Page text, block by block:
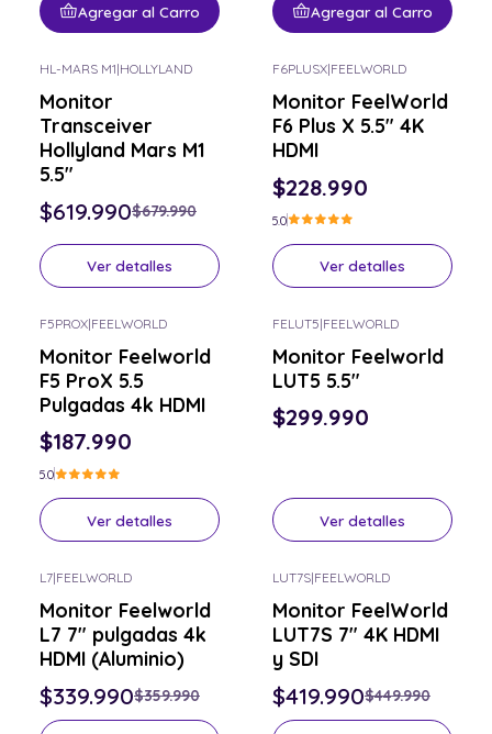
Agregar al Carro Agregar al Carro
Consulta por el tuyo
HL-MARS M1|HOLLYLAND
Monitor
Transceiver
Hollyland Mars M1
5.5"
$619.990$679.990
Ver detalles
F6PLUSX|FEELWORLD
Monitor FeelWorld
F6 Plus X 5.5" 4K
HDMI
$228.990
5.0
Ver detalles
F5PROX|FEELWORLD
Monitor Feelworld
F5 ProX 5.5
Pulgadas 4k HDMI
$187.990
5.0
Ver detalles
FELUT5|FEELWORLD
Monitor Feelworld
LUT5 5.5"
$299.990
Ver detalles
Consulta por el tuyo
L7|FEELWORLD
Monitor Feelworld
L7 7" pulgadas 4k
HDMI (Aluminio)
$339.990$359.990
Consulta por el tuyo
LUT7S|FEELWORLD
Monitor FeelWorld
LUT7S 7" 4K HDMI
y SDI
$419.990$449.990